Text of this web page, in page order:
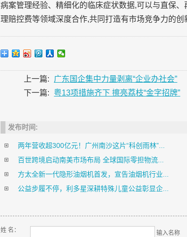
病案管理经验、精细化的临床症状数据,可以与直保
理赔控费等领域深度合作,共同打造有市场竞争力的创
上一篇:
广东国企集中力量剥离“企业办社会”
下一篇:
粤13项措施齐下 擦亮荔枝“金字招牌”
发布时间:
两年营收超300亿元！广州南沙这片“科创雨林”...
百世跨境启动南美市场布局 全球国际零担物流...
方太全新一代隐形油烟机首发，宣告油烟机行业...
公益步履不停，利多星深耕特殊儿童公益彰显企...
姓 名： 输入名称